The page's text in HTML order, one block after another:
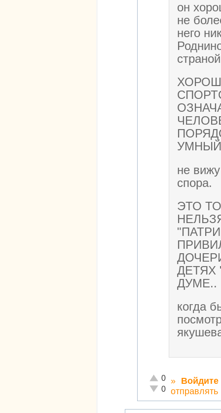
он
не
него
не
спора.
ЭТО
ДЕТЯХ
ДУМЕ..
когда
Отлично!
0
Неадекватно!
0
» Войдите